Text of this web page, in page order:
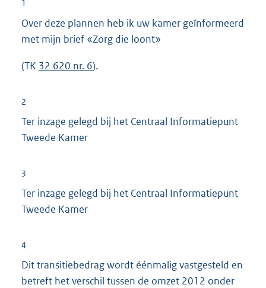
1
Over deze plannen heb ik uw kamer geïnformeerd
met mijn brief «Zorg die loont»
(TK 32 620 nr. 6).
2
Ter inzage gelegd bij het Centraal Informatiepunt
Tweede Kamer
3
Ter inzage gelegd bij het Centraal Informatiepunt
Tweede Kamer
4
Dit transitiebedrag wordt éénmalig vastgesteld en
betreft het verschil tussen de omzet 2012 onder